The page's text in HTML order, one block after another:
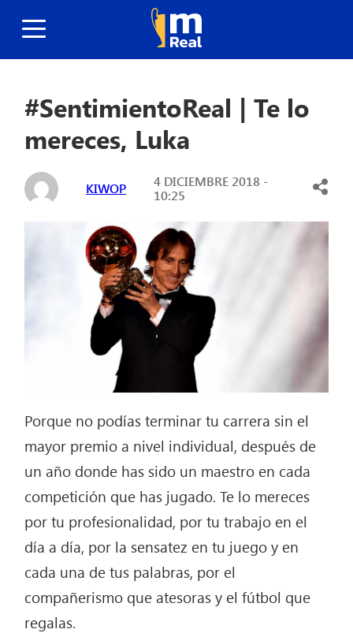
#SentimientoReal | Te lo
mereces, Luka
KIWOP
4 DICIEMBRE 2018 -
10:25
Porque no podías terminar tu carrera sin el
mayor premio a nivel individual, después de
un año donde has sido un maestro en cada
competición que has jugado. Te lo mereces
por tu profesionalidad, por tu trabajo en el
día a día, por la sensatez en tu juego y en
cada una de tus palabras, por el
compañerismo que atesoras y el fútbol que
regalas.